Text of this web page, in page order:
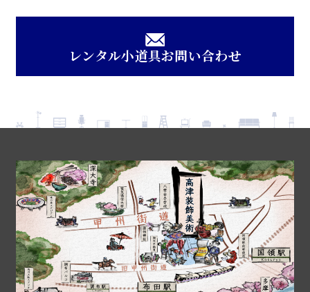
レンタル小道具お問い合わせ